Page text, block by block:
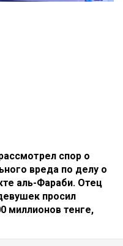
спор о
вреда по делу о
аль-Фараби. Отец
просил
миллионов тенге,